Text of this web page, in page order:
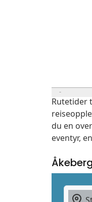
Rutetider
du en
eventyr,